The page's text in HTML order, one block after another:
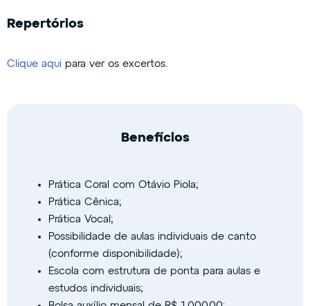
Repertórios
Clique aqui ​ para ver os excertos.
Benefícios
Prática Coral com Otávio Piola;
Prática Cênica;
Prática Vocal;
Possibilidade de aulas individuais de canto
(conforme disponibilidade);
Escola com estrutura de ponta para aulas e
estudos individuais;